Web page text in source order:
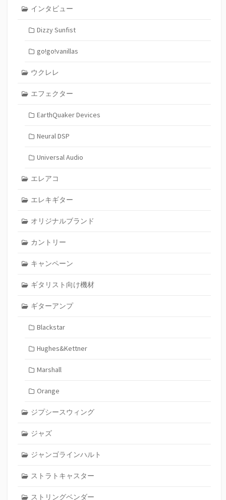
インタビュー
Dizzy Sunfist
go!go!vanillas
ウクレレ
エフェクター
EarthQuaker Devices
Neural DSP
Universal Audio
エレアコ
エレキギター
オリジナルブランド
カントリー
キャンペーン
ギタリスト向け機材
ギターアンプ
Blackstar
Hughes&Kettner
Marshall
Orange
ジプシースウィング
ジャズ
ジャンゴラインハルト
ストラトキャスター
ストリングベンダー